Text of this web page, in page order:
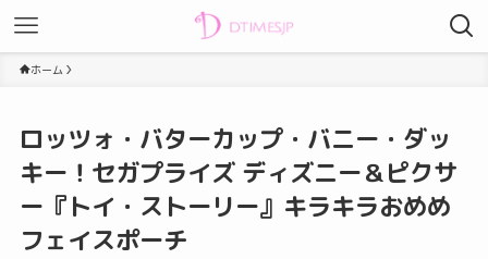
ホーム
ロッツォ・バターカップ・バニー・ダッ
キー！セガプライズ ディズニー＆ピクサ
ー『トイ・ストーリー』キラキラおめめ
フェイスポーチ